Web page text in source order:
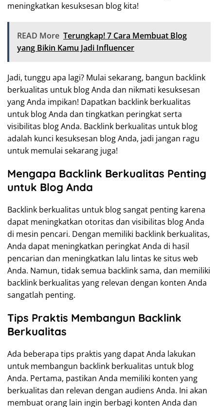
meningkatkan kesuksesan blog kita!
READ More Terungkap! 7 Cara Membuat Blog
yang Bikin Kamu Jadi Influencer
Jadi, tunggu apa lagi? Mulai sekarang, bangun backlink
berkualitas untuk blog Anda dan nikmati kesuksesan
yang Anda impikan! Dapatkan backlink berkualitas
untuk blog Anda dan tingkatkan peringkat serta
visibilitas blog Anda. Backlink berkualitas untuk blog
adalah kunci kesuksesan blog Anda, jadi jangan ragu
untuk memulai sekarang juga!
Mengapa Backlink Berkualitas Penting
untuk Blog Anda
Backlink berkualitas untuk blog sangat penting karena
dapat meningkatkan otoritas dan visibilitas blog Anda
di mesin pencari. Dengan memiliki backlink berkualitas,
Anda dapat meningkatkan peringkat Anda di hasil
pencarian dan meningkatkan lalu lintas ke situs web
Anda. Namun, tidak semua backlink sama, dan memiliki
backlink berkualitas yang relevan dengan konten Anda
sangatlah penting.
Tips Praktis Membangun Backlink
Berkualitas
Ada beberapa tips praktis yang dapat Anda lakukan
untuk membangun backlink berkualitas untuk blog
Anda. Pertama, pastikan Anda memiliki konten yang
berkualitas dan relevan dengan audiens Anda. Ini akan
membuat orang lain ingin berbagi konten Anda dan